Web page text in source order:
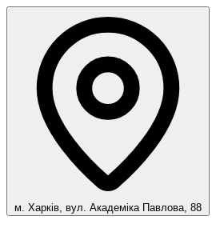
м. Харків, вул. Академіка Павлова, 88